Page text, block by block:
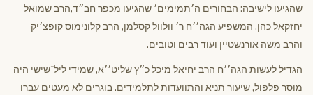
שהגיעו לישיבה: הבחורים ה׳תמימים׳ שהגיעו מכפר חב״ד,הרב שמואל
יחזקאל כהן, המשפיע הגה׳׳ח ר׳ וולוול קסלמן, הרב קלונימוס קופצ׳יק
והרב משה אורנשטיין ועוד רבים וטובים.
הגדיל לעשות הגה׳׳ח הרב יחיאל מיכל כ״ץ שליט׳׳א, שמידי ליל־שישי היה
מוסר פלפול, שיעור תניא והתוועדות לתלמידים. בוגרים לא מעטים עברו